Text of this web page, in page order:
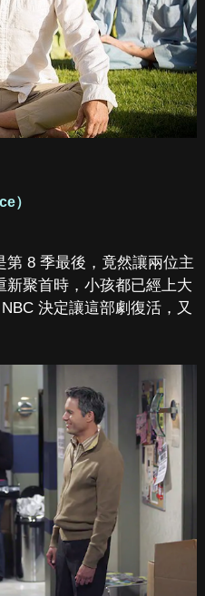
）
8 季最後，竟然讓兩位主
聚首時，小孩都已經上大
決定讓這部劇復活，又